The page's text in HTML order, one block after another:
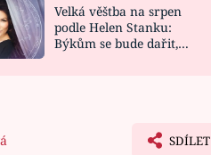
Velká věštba na srpen
podle Helen Stanku:
Býkům se bude dařit,
SDÍLET